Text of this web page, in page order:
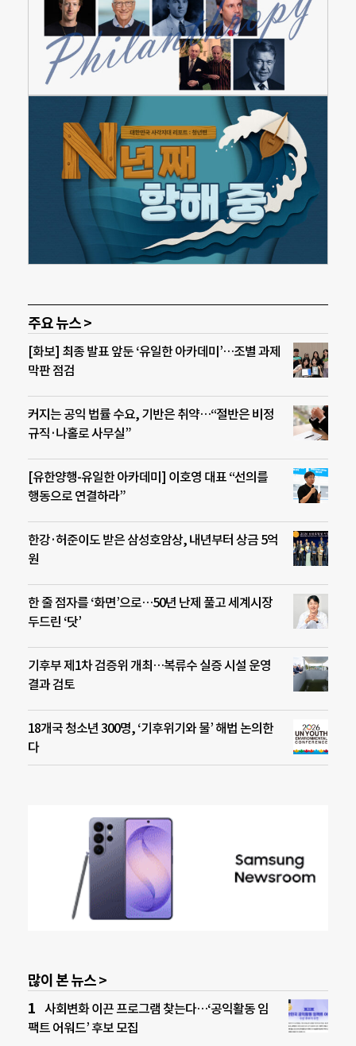
주요 뉴스 >
[화보] 최종 발표 앞둔 ‘유일한 아카데미’…조별 과제
막판 점검
커지는 공익 법률 수요, 기반은 취약…“절반은 비정
규직·나홀로 사무실”
[유한양행-유일한 아카데미] 이호영 대표 “선의를
행동으로 연결하라”
한강·허준이도 받은 삼성호암상, 내년부터 상금 5억
원
한 줄 점자를 ‘화면’으로…50년 난제 풀고 세계시장
두드린 ‘닷’
기후부 제1차 검증위 개최…복류수 실증 시설 운영
결과 검토
18개국 청소년 300명, ‘기후위기와 물’ 해법 논의한
다
많이 본 뉴스 >
사회변화 이끈 프로그램 찾는다…‘공익활동 임
팩트 어워드’ 후보 모집